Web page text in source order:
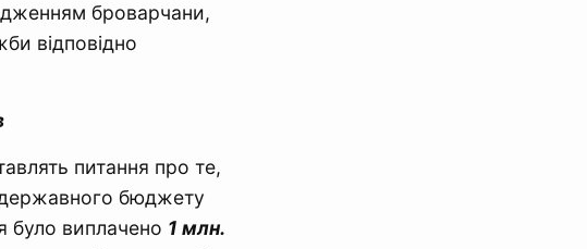
броварчани,
відповідно
питання про те,
бюджету
було виплачено 1 млн.